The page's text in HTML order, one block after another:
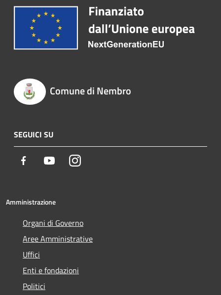
Comune di Nembro
SEGUICI SU
Facebook YoutubeInstagram
Amministrazione
Organi di Governo
Aree Amministrative
Uffici
Enti e fondazioni
Politici